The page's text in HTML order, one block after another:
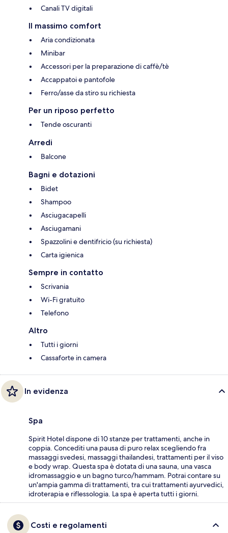
Canali TV digitali
Il massimo comfort
Aria condizionata
Minibar
Accessori per la preparazione di caffè/tè
Accappatoi e pantofole
Ferro/asse da stiro su richiesta
Per un riposo perfetto
Tende oscuranti
Arredi
Balcone
Bagni e dotazioni
Bidet
Shampoo
Asciugacapelli
Asciugamani
Spazzolini e dentifricio (su richiesta)
Carta igienica
Sempre in contatto
Scrivania
Wi-Fi gratuito
Telefono
Altro
Tutti i giorni
Cassaforte in camera
In evidenza
Spa
Spirit Hotel dispone di 10 stanze per trattamenti, anche in
coppia. Concediti una pausa di puro relax scegliendo fra
massaggi svedesi, massaggi thailandesi, trattamenti per il viso
e body wrap. Questa spa è dotata di una sauna, una vasca
idromassaggio e un bagno turco/hammam. Potrai contare su
un'ampia gamma di trattamenti, tra cui trattamenti ayurvedici,
idroterapia e riflessologia. La spa è aperta tutti i giorni.
Costi e regolamenti